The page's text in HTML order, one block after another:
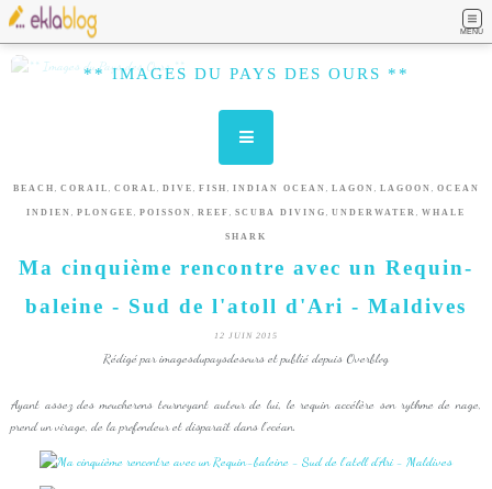
MENU
** IMAGES DU PAYS DES OURS **
BEACH , CORAIL , CORAL , DIVE , FISH , INDIAN OCEAN , LAGON , LAGOON , OCEAN
INDIEN , PLONGEE , POISSON , REEF , SCUBA DIVING , UNDERWATER , WHALE
SHARK
Ma cinquième rencontre avec un Requin-
baleine - Sud de l'atoll d'Ari - Maldives
12 JUIN 2015
Rédigé par imagesdupaysdesours et publié depuis Overblog
Ayant assez des moucherons tournoyant autour de lui, le requin accélère son rythme de nage,
prend un virage, de la profondeur et disparaît dans l'océan.